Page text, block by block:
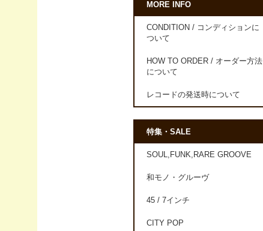
MORE INFO
CONDITION / コンディションに
ついて
HOW TO ORDER / オーダー方法
について
レコードの発送時について
特集・SALE
SOUL,FUNK,RARE GROOVE
和モノ・グルーヴ
45 / 7インチ
CITY POP